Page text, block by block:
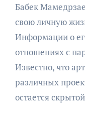
Бабек
свою личную
Информации о
отношениях с
Известно, что
различных
остается